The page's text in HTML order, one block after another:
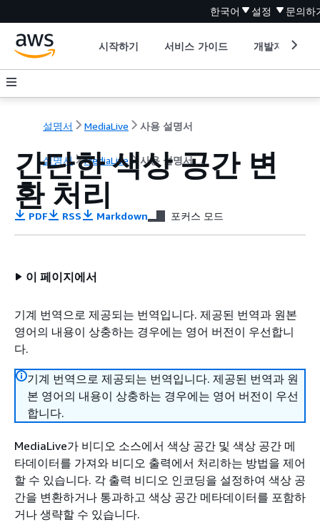
한국어 설정 문의하
시작하기 서비스 가이드 개발자 도구
설명서 MediaLive 사용 설명서
설명서 MediaLive 사용 설명서
간단한 색상 공간 변
환 처리
PDF RSS Markdown 포커스 모드
이 페이지에서
기계 번역으로 제공되는 번역입니다. 제공된 번역과 원본
영어의 내용이 상충하는 경우에는 영어 버전이 우선합니
다.
기계 번역으로 제공되는 번역입니다. 제공된 번역과 원
본 영어의 내용이 상충하는 경우에는 영어 버전이 우선
합니다.
MediaLive가 비디오 소스에서 색상 공간 및 색상 공간 메
타데이터를 가져와 비디오 출력에서 처리하는 방법을 제어
할 수 있습니다. 각 출력 비디오 인코딩을 설정하여 색상 공
간을 변환하거나 통과하고 색상 공간 메타데이터를 포함하
거나 생략할 수 있습니다.